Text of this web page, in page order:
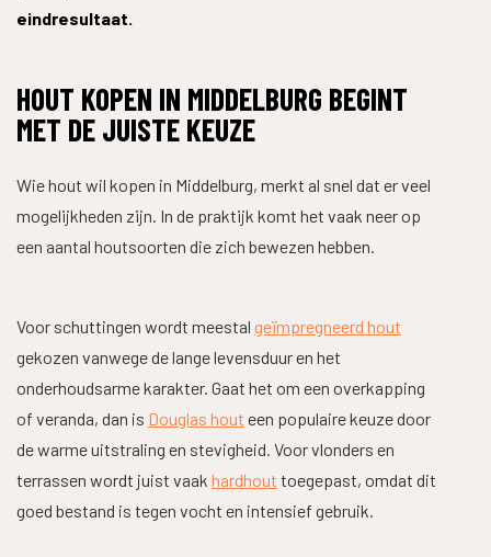
eindresultaat.
HOUT KOPEN IN MIDDELBURG BEGINT
MET DE JUISTE KEUZE
Wie hout wil kopen in Middelburg, merkt al snel dat er veel
mogelijkheden zijn. In de praktijk komt het vaak neer op
een aantal houtsoorten die zich bewezen hebben.
Voor schuttingen wordt meestal geïmpregneerd hout
gekozen vanwege de lange levensduur en het
onderhoudsarme karakter. Gaat het om een overkapping
of veranda, dan is Douglas hout een populaire keuze door
de warme uitstraling en stevigheid. Voor vlonders en
terrassen wordt juist vaak hardhout toegepast, omdat dit
goed bestand is tegen vocht en intensief gebruik.